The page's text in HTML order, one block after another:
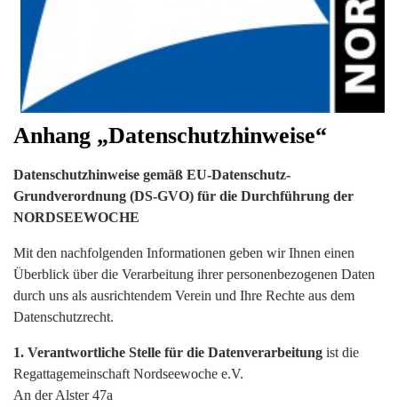
Anhang „Datenschutzhinweise“
Datenschutzhinweise gemäß EU-Datenschutz-
Grundverordnung (DS-GVO) für die Durchführung der
NORDSEEWOCHE
Mit den nachfolgenden Informationen geben wir Ihnen einen
Überblick über die Verarbeitung ihrer personenbezogenen Daten
durch uns als ausrichtendem Verein und Ihre Rechte aus dem
Datenschutzrecht.
1. Verantwortliche Stelle für die Datenverarbeitung ist die
Regattagemeinschaft Nordseewoche e.V.
An der Alster 47a